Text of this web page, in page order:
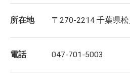
所在地 〒270-2214 千葉県
電話 047-701-5003